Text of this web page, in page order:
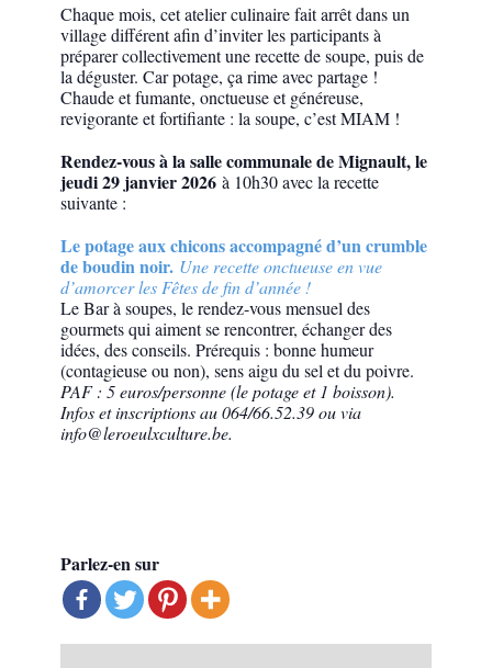
Chaque mois, cet atelier culinaire fait arrêt dans un
village différent afin d’inviter les participants à
préparer collectivement une recette de soupe, puis de
la déguster. Car potage, ça rime avec partage !
Chaude et fumante, onctueuse et généreuse,
revigorante et fortifiante : la soupe, c’est MIAM !
Rendez-vous à la salle communale de Mignault, le
jeudi 29 janvier 2026 à 10h30 avec la recette
suivante :
Le potage aux chicons accompagné d’un crumble
de boudin noir. Une recette onctueuse en vue
d’amorcer les Fêtes de fin d’année !
Le Bar à soupes, le rendez-vous mensuel des
gourmets qui aiment se rencontrer, échanger des
idées, des conseils. Prérequis : bonne humeur
(contagieuse ou non), sens aigu du sel et du poivre.
PAF : 5 euros/personne (le potage et 1 boisson).
Infos et inscriptions au 064/66.52.39 ou via
info@leroeulxculture.be.
Parlez-en sur